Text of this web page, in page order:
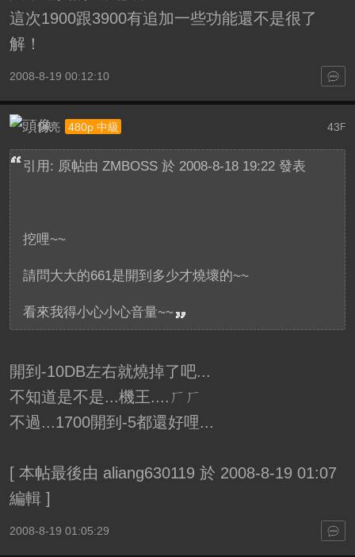
這次1900跟3900有追加一些功能還不是很了
解！
2008-8-19 00:12:10
43F
阿亮 480p 中級
引用: 原帖由 ZMBOSS於 2008-8-18 19:22 發表
挖哩~~
請問大大的661是開到多少才燒壞的~~
看來我得小心小心音量~~
開到-10DB左右就燒掉了吧...
不知道是不是...機王....ㄏㄏ
不過...1700開到-5都還好哩...
[本帖最後由 aliang630119 於 2008-8-19 01:07
編輯 ]
2008-8-19 01:05:29